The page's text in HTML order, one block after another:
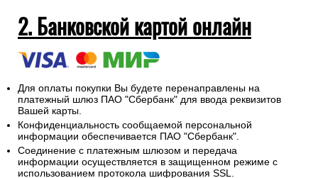
2. Банковской картой онлайн
Для оплаты покупки Вы будете перенаправлены на
платежный шлюз ПАО "Сбербанк" для ввода реквизитов
Вашей карты.
Конфиденциальность сообщаемой персональной
информации обеспечивается ПАО "Сбербанк".
Соединение с платежным шлюзом и передача
информации осуществляется в защищенном режиме с
использованием протокола шифрования SSL.